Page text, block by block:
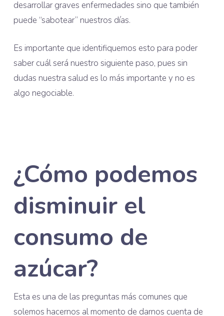
desarrollar graves enfermedades sino que también
puede “sabotear” nuestros días.
Es importante que identifiquemos esto para poder
saber cuál será nuestro siguiente paso, pues sin
dudas nuestra salud es lo más importante y no es
algo negociable.
¿Cómo podemos
disminuir el
consumo de
azúcar?
Esta es una de las preguntas más comunes que
solemos hacernos al momento de darnos cuenta de